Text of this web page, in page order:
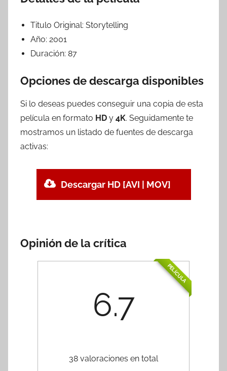
Titulo Original: Storytelling
Año: 2001
Duración: 87
Opciones de descarga disponibles
Si lo deseas puedes conseguir una copia de esta
película en formato HD y 4K. Seguidamente te
mostramos un listado de fuentes de descarga
activas:
Descargar HD [AVI | MOV]
Opinión de la crítica
PELÍCULA
6.7
38 valoraciones en total